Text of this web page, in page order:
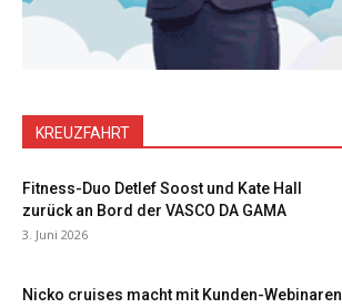
KREUZFAHRT
Fitness-Duo Detlef Soost und Kate Hall
zurück an Bord der VASCO DA GAMA
3. Juni 2026
Nicko cruises macht mit Kunden-Webinaren